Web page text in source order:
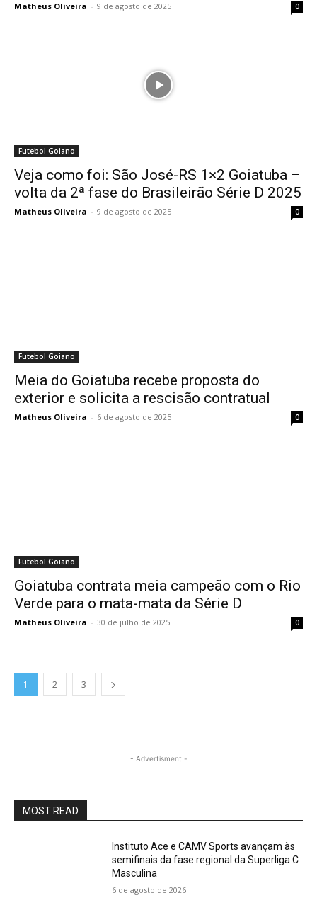
Matheus Oliveira - 9 de agosto de 2025 0
Futebol Goiano
Veja como foi: São José-RS 1×2 Goiatuba –
volta da 2ª fase do Brasileirão Série D 2025
Matheus Oliveira - 9 de agosto de 2025 0
Futebol Goiano
Meia do Goiatuba recebe proposta do
exterior e solicita a rescisão contratual
Matheus Oliveira - 6 de agosto de 2025 0
Futebol Goiano
Goiatuba contrata meia campeão com o Rio
Verde para o mata-mata da Série D
Matheus Oliveira - 30 de julho de 2025 0
1 2 3
- Advertisment -
MOST READ
Instituto Ace e CAMV Sports avançam às
semifinais da fase regional da Superliga C
Masculina
6 de agosto de 2026